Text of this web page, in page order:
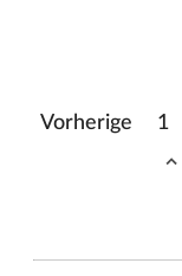
Vorherige 1